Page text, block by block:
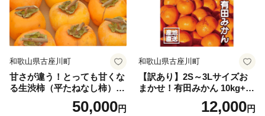
和歌山県古座川町
甘さが違う！とっても甘くな
る生渋柿（平たねなし柿）吊
ップ付約14.5～15kg 約60～
50,000円
和歌山県古座川町
【訳あり】2S～3Lサイズお
まかせ！有田みかん 10kg+2k
g保証分 11月から12月下旬ま
でに順次発送致します。 / 訳
12,000円